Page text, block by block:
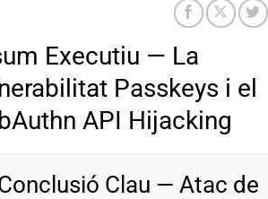
Executiu — La
Passkeys i el
API Hijacking
Clau — Atac de